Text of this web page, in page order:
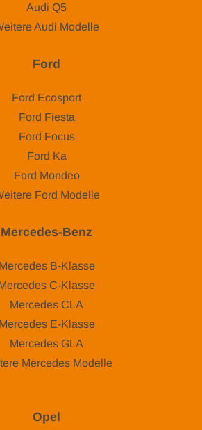
Audi Q5
Audi Modelle
Ford
Ford Ecosport
Ford Fiesta
Ford Focus
Ford Ka
Ford Mondeo
Ford Modelle
Mercedes-Benz
Mercedes B-Klasse
C-Klasse
Mercedes CLA
Mercedes E-Klasse
Mercedes GLA
Mercedes Modelle
Opel